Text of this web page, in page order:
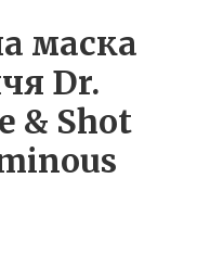
маска
Dr.
& Shot